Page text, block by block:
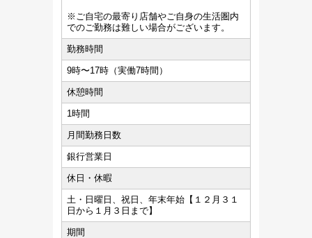
※ご自宅の最寄り店舗やご自身の生活圏内
でのご勤務は難しい場合がございます。
勤務時間
9時〜17時（実働7時間）
休憩時間
1時間
月間勤務日数
銀行営業日
休日・休暇
土・日曜日、祝日、年末年始【１２月３１
日から１月３日まで】
期間